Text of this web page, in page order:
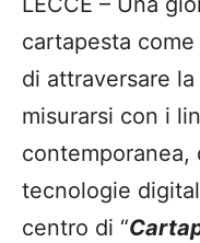
cartapesta
di attraversare
misurarsi con i
contemporanea,
tecnologie
centro di “